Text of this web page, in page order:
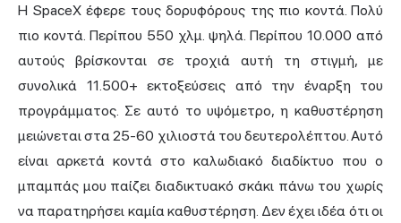
Η SpaceX έφερε τους δορυφόρους της πιο κοντά. Πολύ
πιο κοντά. Περίπου 550 χλμ. ψηλά. Περίπου 10.000 από
αυτούς βρίσκονται σε τροχιά αυτή τη στιγμή, με
συνολικά 11.500+ εκτοξεύσεις από την έναρξη του
προγράμματος. Σε αυτό το υψόμετρο, η καθυστέρηση
μειώνεται στα 25-60 χιλιοστά του δευτερολέπτου. Αυτό
είναι αρκετά κοντά στο καλωδιακό διαδίκτυο που ο
μπαμπάς μου παίζει διαδικτυακό σκάκι πάνω του χωρίς
να παρατηρήσει καμία καθυστέρηση. Δεν έχει ιδέα ότι οι